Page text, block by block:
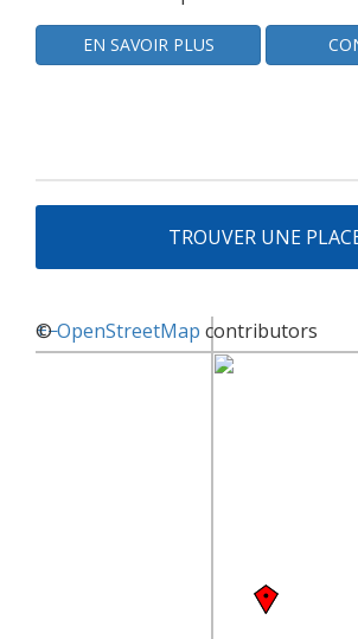
EN SAVOIR PLUS
TROUVER UNE
+−
©OpenStreetMap contributors